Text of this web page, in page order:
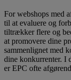
For webshops med
til at evaluere og
tiltrækker flere og
at promovere dine
sammenlignet med
dine konkurrenter. I
er EPC ofte